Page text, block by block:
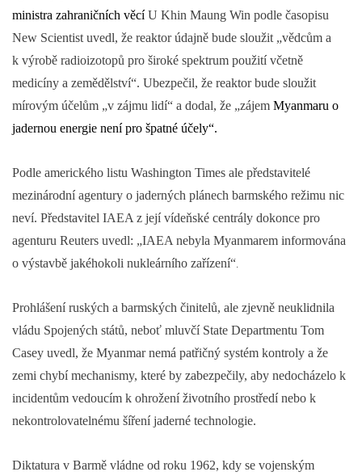
ministra zahraničních věcíU Khin Maung Win podle časopisu
New Scientist uvedl, že reaktor údajně bude sloužit „vědcům a
k výrobě radioizotopů pro široké spektrum použití včetně
medicíny a zemědělství“. Ubezpečil, že reaktor bude sloužit
mírovým účelům „v zájmu lidí“ a dodal, že „zájem Myanmaru o
jadernou energie není pro špatné účely“.
Podle amerického listu Washington Times ale představitelé
mezinárodní agentury o jaderných plánech barmského režimu nic
neví. Představitel IAEA z její vídeňské centrály dokonce pro
agenturu Reuters uvedl: „IAEA nebyla Myanmarem informována
o výstavbě jakéhokoli nukleárního zařízení“.
Prohlášení ruských a barmských činitelů, ale zjevně neuklidnila
vládu Spojených států, neboť mluvčí State Departmentu Tom
Casey uvedl, že Myanmar nemá patřičný systém kontroly a že
zemi chybí mechanismy, které by zabezpečily, aby nedocházelo k
incidentům vedoucím k ohrožení životního prostředí nebo k
nekontrolovatelnému šíření jaderné technologie.
Diktatura v Barmě vládne od roku 1962, kdy se vojenským